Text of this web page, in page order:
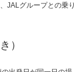
JALグループとの乗り
）